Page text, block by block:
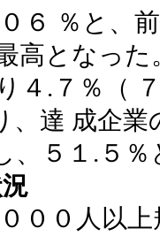
６ ％と、
高となっ
４.７％（
、達 成企
、５１.５
００人以上